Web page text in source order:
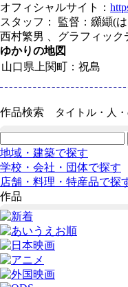
オフィシャルサイト：
スタッフ： 監督：纐纈(
西村繁男 、グラフィッ
ゆかりの地図
山口県上関町：祝島
作品検索 タイトル・人・
地域・建築で探す
学校・会社・団体で探す
店舗・料理・特産品で探
作品